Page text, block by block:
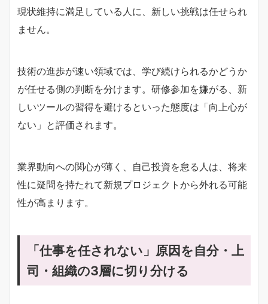
現状維持に満足している人に、新しい挑戦は任せられ
ません。
技術の進歩が速い領域では、学び続けられるかどうか
が任せる側の判断を分けます。研修参加を嫌がる、新
しいツールの習得を避けるといった態度は「向上心が
ない」と評価されます。
業界動向への関心が薄く、自己投資を怠る人は、将来
性に疑問を持たれて新規プロジェクトから外れる可能
性が高まります。
「仕事を任されない」原因を自分・上
司・組織の3層に切り分ける